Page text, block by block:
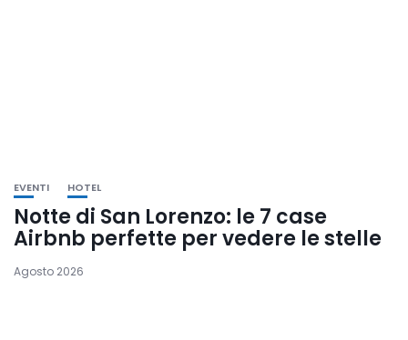
EVENTI HOTEL
Notte di San Lorenzo: le 7 case
Airbnb perfette per vedere le stelle
Agosto 2026